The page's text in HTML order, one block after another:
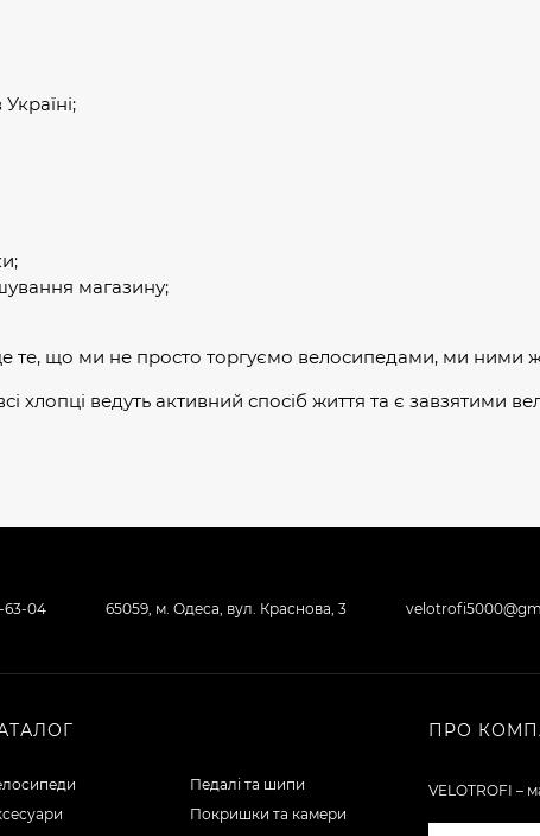
магазину;
те, що ми не просто торгуємо велосипедами, ми ними
хлопці ведуть активний спосіб життя та є завзятими
63-04 65059, м. Одеса, вул. Краснова, 3
Педалі та шипи
Покришки та камери
ПРО
VELOTROFI –